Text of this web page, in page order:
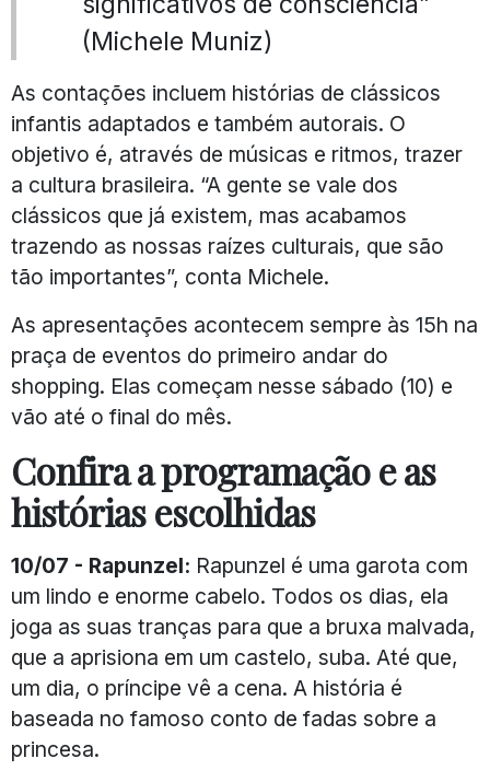
(Michele Muniz)
As contações incluem histórias de clássicos
infantis adaptados e também autorais. O
objetivo é, através de músicas e ritmos, trazer
a cultura brasileira. “A gente se vale dos
clássicos que já existem, mas acabamos
trazendo as nossas raízes culturais, que são
tão importantes”, conta Michele.
As apresentações acontecem sempre às 15h na
praça de eventos do primeiro andar do
shopping. Elas começam nesse sábado (10) e
vão até o final do mês.
Confira a programação e as
histórias escolhidas
10/07 - Rapunzel: Rapunzel é uma garota com
um lindo e enorme cabelo. Todos os dias, ela
joga as suas tranças para que a bruxa malvada,
que a aprisiona em um castelo, suba. Até que,
um dia, o príncipe vê a cena. A história é
baseada no famoso conto de fadas sobre a
princesa.